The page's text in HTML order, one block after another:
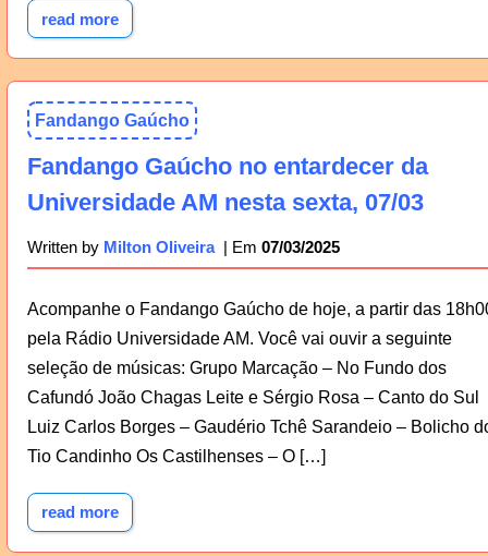
read more
Fandango Gaúcho
Fandango Gaúcho no entardecer da
Universidade AM nesta sexta, 07/03
Written by Milton Oliveira 07/03/2025
Acompanhe o Fandango Gaúcho de hoje, a partir das
pela Rádio Universidade AM. Você vai ouvir a seguinte
seleção de músicas: Grupo Marcação – No Fundo dos
Cafundó João Chagas Leite e Sérgio Rosa – Canto do Sul
Luiz Carlos Borges – Gaudério Tchê Sarandeio – Bolicho
Tio Candinho Os Castilhenses – O […]
read more